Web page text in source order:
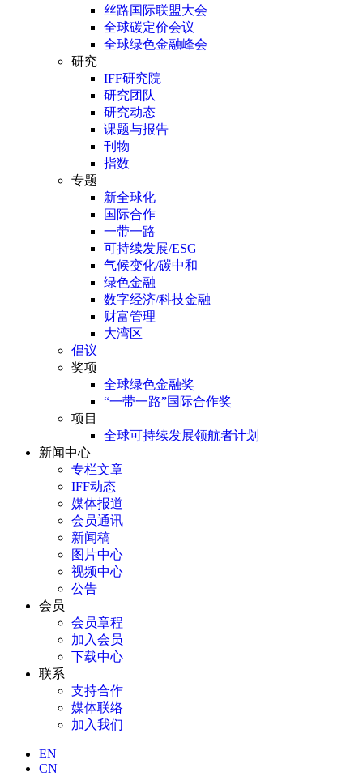
丝路国际联盟大会
全球碳定价会议
全球绿色金融峰会
研究
IFF研究院
研究团队
研究动态
课题与报告
刊物
指数
专题
新全球化
国际合作
一带一路
可持续发展/ESG
气候变化/碳中和
绿色金融
数字经济/科技金融
财富管理
大湾区
倡议
奖项
全球绿色金融奖
“一带一路”国际合作奖
项目
全球可持续发展领航者计划
新闻中心
专栏文章
IFF动态
媒体报道
会员通讯
新闻稿
图片中心
视频中心
公告
会员
会员章程
加入会员
下载中心
联系
支持合作
媒体联络
加入我们
EN
CN